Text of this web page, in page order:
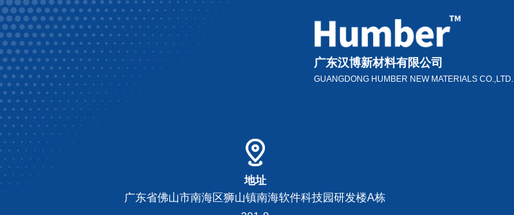
广东汉博新材料有限公司
GUANGDONG HUMBER NEW MATERIALS CO.,LTD.
地址
广东省佛山市南海区狮山镇南海软件科技园研发楼A栋